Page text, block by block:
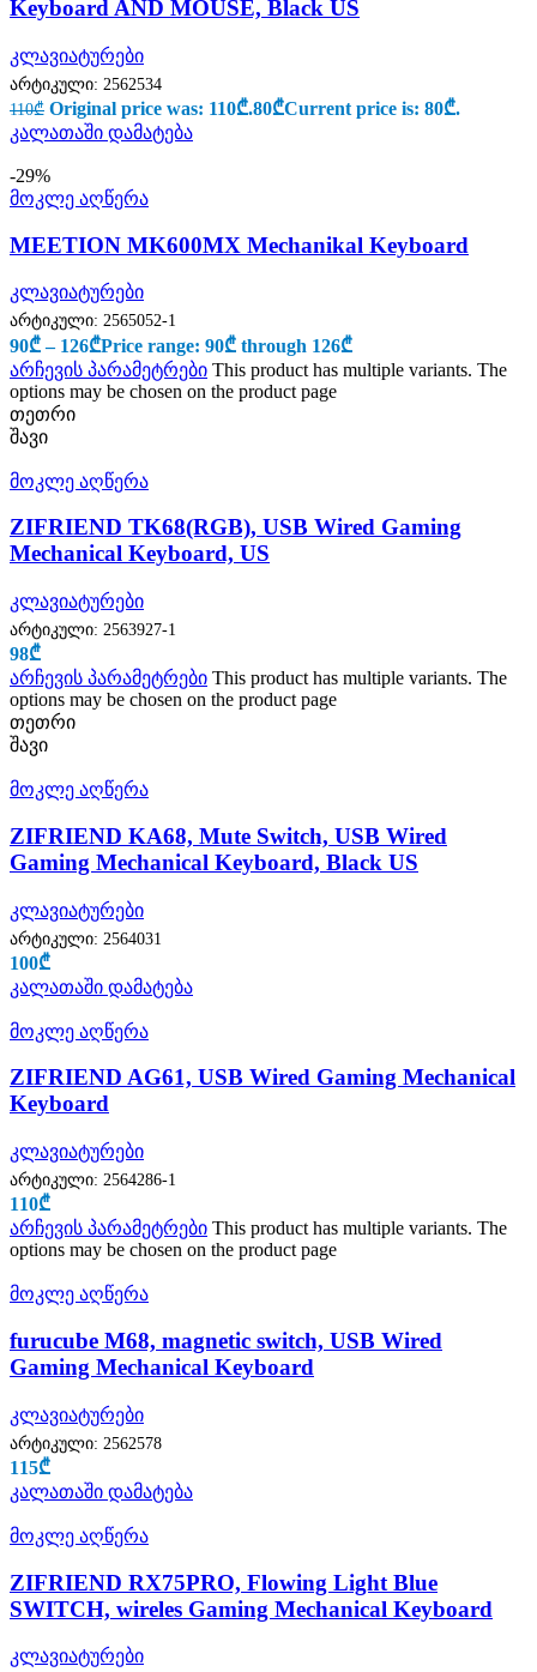
Keyboard AND MOUSE, Black US
კლავიატურები
არტიკული: 2562534
110₾ Original price was: 110₾.80₾Current price is: 80₾.
კალათაში დამატება
-29%
მოკლე აღწერა
MEETION MK600MX Mechanikal Keyboard
კლავიატურები
არტიკული: 2565052-1
90₾ – 126₾Price range: 90₾ through 126₾
არჩევის პარამეტრები This product has multiple variants. The
options may be chosen on the product page
თეთრი
შავი
მოკლე აღწერა
ZIFRIEND TK68(RGB), USB Wired Gaming
Mechanical Keyboard, US
კლავიატურები
არტიკული: 2563927-1
98₾
არჩევის პარამეტრები This product has multiple variants. The
options may be chosen on the product page
თეთრი
შავი
მოკლე აღწერა
ZIFRIEND KA68, Mute Switch, USB Wired
Gaming Mechanical Keyboard, Black US
კლავიატურები
არტიკული: 2564031
100₾
კალათაში დამატება
მოკლე აღწერა
ZIFRIEND AG61, USB Wired Gaming Mechanical
Keyboard
კლავიატურები
არტიკული: 2564286-1
110₾
არჩევის პარამეტრები This product has multiple variants. The
options may be chosen on the product page
მოკლე აღწერა
furucube M68, magnetic switch, USB Wired
Gaming Mechanical Keyboard
კლავიატურები
არტიკული: 2562578
115₾
კალათაში დამატება
მოკლე აღწერა
ZIFRIEND RX75PRO, Flowing Light Blue
SWITCH, wireles Gaming Mechanical Keyboard
კლავიატურები